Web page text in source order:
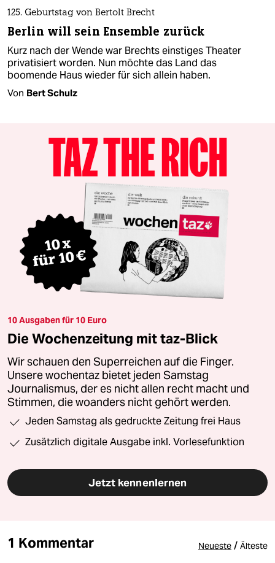
125. Geburtstag von Bertolt Brecht
Berlin will sein Ensemble zurück
Kurz nach der Wende war Brechts einstiges Theater
privatisiert worden. Nun möchte das Land das
boomende Haus wieder für sich allein haben.
Von Bert Schulz
10 Ausgaben für 10 Euro
Die Wochenzeitung mit taz-Blick
Wir schauen den Superreichen auf die Finger.
Unsere wochentaz bietet jeden Samstag
Journalismus, der es nicht allen recht macht und
Stimmen, die woanders nicht gehört werden.
Jeden Samstag als gedruckte Zeitung frei Haus
Zusätzlich digitale Ausgabe inkl. Vorlesefunktion
Jetzt kennenlernen
1 Kommentar Neueste / Älteste